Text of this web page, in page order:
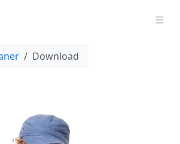
Download